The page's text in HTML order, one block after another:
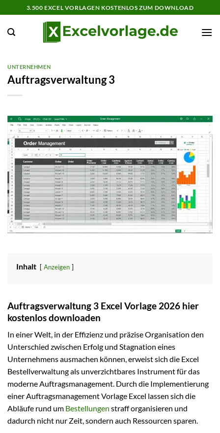
Inhalt
springen
3.500 EXCEL VORLAGEN KOSTENLOS ZUM DOWNLOAD
UNTERNEHMEN
Auftragsverwaltung 3
Inhalt Anzeigen
Auftragsverwaltung 3 Excel Vorlage 2026 hier
kostenlos downloaden
In einer Welt, in der Effizienz und präzise Organisation den
Unterschied zwischen Erfolg und Stagnation eines
Unternehmens ausmachen können, erweist sich die Excel
Bestellverwaltung als unverzichtbares Instrument für das
moderne Auftragsmanagement. Durch die Implementierung
einer Auftragsmanagement Vorlage Excel lassen sich die
Abläufe rund um Bestellungen straff organisieren und
dadurch nicht nur Zeit, sondern auch Ressourcen sparen.